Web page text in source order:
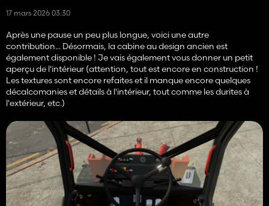
17 mars 2026 03:30
Après une pause un peu plus longue, voici une autre
contribution... Désormais, la cabine au design ancien est
également disponible ! Je vais également vous donner un petit
aperçu de l'intérieur (attention, tout est encore en construction !
Les textures sont encore refaites et il manque encore quelques
décalcomanies et détails à l'intérieur, tout comme les durites à
l'extérieur, etc.)